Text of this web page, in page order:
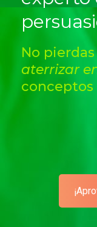
No
aterrizar
conceptos